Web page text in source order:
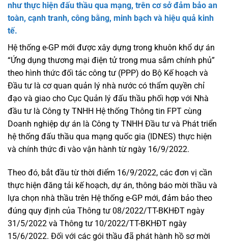
như thực hiện đấu thầu qua mạng, trên cơ sở đảm bảo an
toàn, cạnh tranh, công bằng, minh bạch và hiệu quả kinh
tế.
Hệ thống e-GP mới được xây dựng trong khuôn khổ dự án
“Ứng dụng thương mại điện tử trong mua sắm chính phủ”
theo hình thức đối tác công tư (PPP) do Bộ Kế hoạch và
Đầu tư là cơ quan quản lý nhà nước có thẩm quyền chỉ
đạo và giao cho Cục Quản lý đấu thầu phối hợp với Nhà
đầu tư là Công ty TNHH Hệ thống Thông tin FPT cùng
Doanh nghiệp dự án là Công ty TNHH Đầu tư và Phát triển
hệ thống đấu thầu qua mạng quốc gia (IDNES) thực hiện
và chính thức đi vào vận hành từ ngày 16/9/2022.
Theo đó, bắt đầu từ thời điểm 16/9/2022, các đơn vị cần
thực hiện đăng tải kế hoạch, dự án, thông báo mời thầu và
lựa chọn nhà thầu trên Hệ thống e-GP mới, đảm bảo theo
đúng quy định của Thông tư 08/2022/TT-BKHĐT ngày
31/5/2022 và Thông tư 10/2022/TT-BKHĐT ngày
15/6/2022. Đối với các gói thầu đã phát hành hồ sơ mời